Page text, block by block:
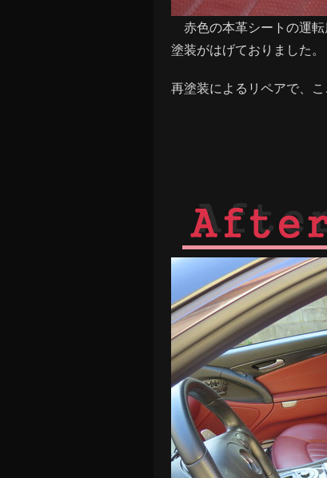
赤色の本革シートの運転
塗装がはげておりました。
再塗装によるリペアで、